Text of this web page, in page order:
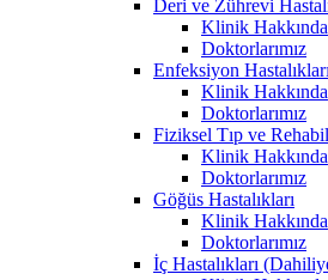
Deri ve Zührevi
Klinik Hakkında
Doktorlarımız
Enfeksiyon
Klinik Hakkında
Doktorlarımız
Fiziksel Tıp ve
Klinik Hakkında
Doktorlarımız
Göğüs Hastalıkları
Klinik Hakkında
Doktorlarımız
İç Hastalıkları